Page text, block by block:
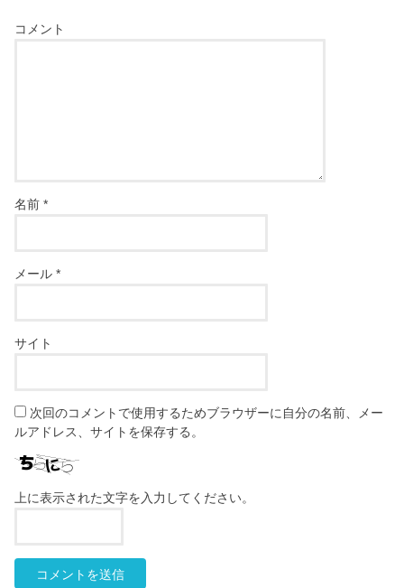
コメント
名前*
メール*
サイト
次回のコメントで使用するためブラウザーに自分の名前、メー
ルアドレス、サイトを保存する。
上に表示された文字を入力してください。